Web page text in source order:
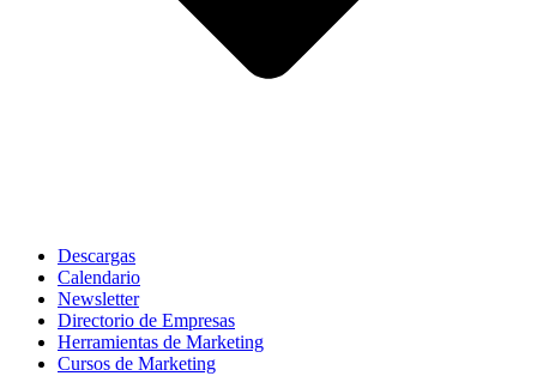
Descargas
Calendario
Newsletter
Directorio de Empresas
Herramientas de Marketing
Cursos de Marketing